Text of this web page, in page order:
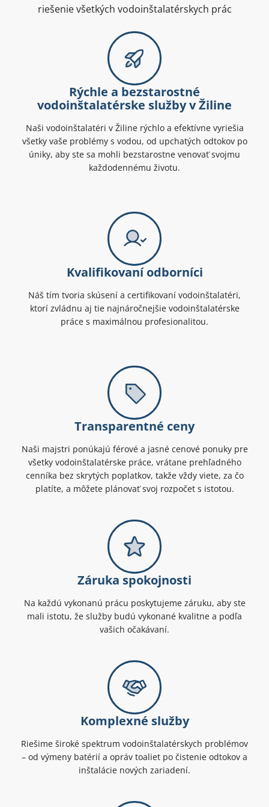
riešenie všetkých vodoinštalatérskych prác
Rýchle a bezstarostné
vodoinštalatérske služby v Žiline
Naši vodoinštalatéri v Žiline rýchlo a efektívne vyriešia
všetky vaše problémy s vodou, od upchatých odtokov po
úniky, aby ste sa mohli bezstarostne venovať svojmu
každodennému životu.
Kvalifikovaní odborníci
Náš tím tvoria skúsení a certifikovaní vodoinštalatéri,
ktorí zvládnu aj tie najnáročnejšie vodoinštalatérske
práce s maximálnou profesionalitou.
Transparentné ceny
Naši majstri ponúkajú férové a jasné cenové ponuky pre
všetky vodoinštalatérske práce, vrátane prehľadného
cenníka bez skrytých poplatkov, takže vždy viete, za čo
platíte, a môžete plánovať svoj rozpočet s istotou.
Záruka spokojnosti
Na každú vykonanú prácu poskytujeme záruku, aby ste
mali istotu, že služby budú vykonané kvalitne a podľa
vašich očakávaní.
Komplexné služby
Riešime široké spektrum vodoinštalatérskych problémov
– od výmeny batérií a opráv toaliet po čistenie odtokov a
inštalácie nových zariadení.